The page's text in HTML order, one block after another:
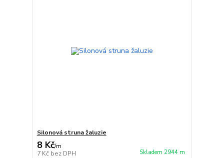
Silonová struna žaluzie
8 Kč/m
7 Kč bez DPH Skladem 2944 m